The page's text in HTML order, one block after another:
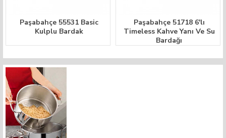
Paşabahçe 55531 Basic
Kulplu Bardak
Paşabahçe 51718 6'lı
Timeless Kahve Yanı Ve Su
Bardağı